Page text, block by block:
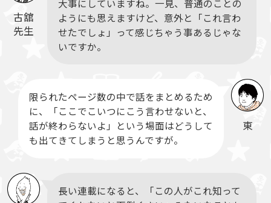
古舘
先生
大事にしていますね。一見、普通のことの
ようにも思えますけど、意外と「これ言わ
せたでしょ」って感じちゃう事あるじゃな
いですか。
東
限られたページ数の中で話をまとめるため
に、「ここでこいつにこう言わせないと、
話が終わらないよ」という場面はどうして
も出てきてしまうと思うんですが。
長い連載になると、「この人がこれ知って